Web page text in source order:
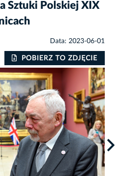
Sztuki Polskiej XIX
Data: 2023-06-01
POBIERZ TO ZDJĘCIE